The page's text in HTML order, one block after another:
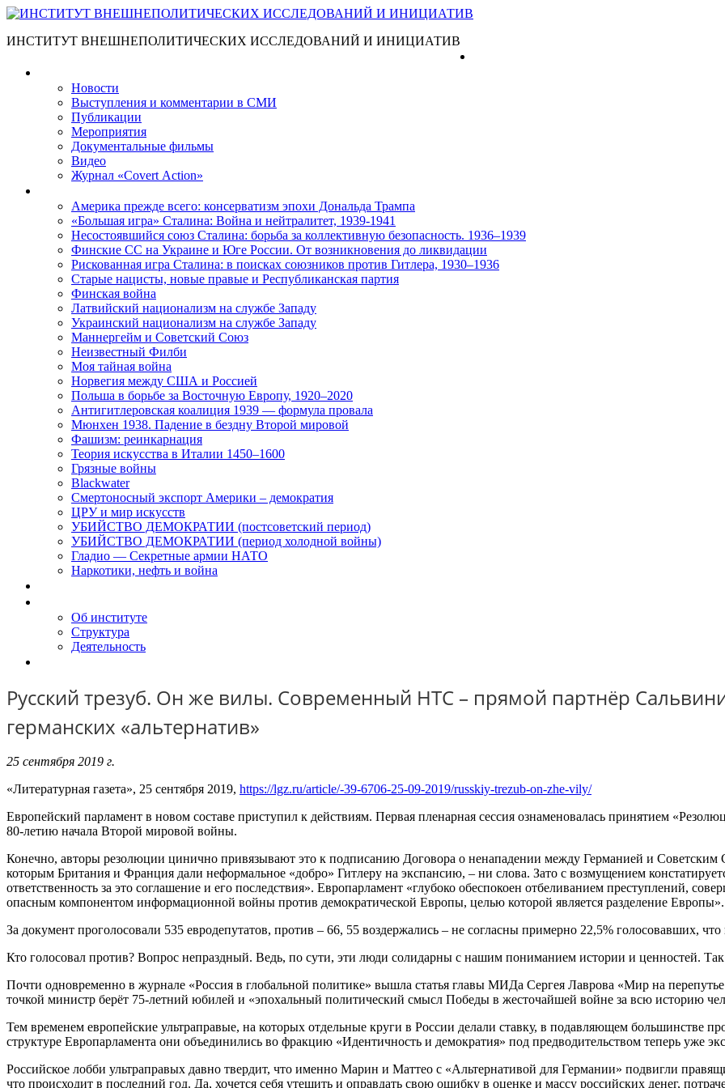
ИНСТИТУТ ВНЕШНЕПОЛИТИЧЕСКИХ ИССЛЕДОВАНИЙ И ИНИЦИАТИВ
Новости
Выступления и коммента­рии в СМИ
Публикации
Мероприятия
Документальные фильмы
Видео
Журнал «Covert Action»
Америка прежде всего: консерватизм эпохи Дональда Трампа
«Большая игра» Сталина: Война и нейтралитет, 1939-1941
Несостоявшийся союз Сталина: борьба за коллективную безопасность. 1936–1939
Финские СС на Украине и Юге России. От возникновения до ликвидации
Рискованная игра Сталина: в поисках союзников против Гитлера, 1930–1936
Старые нацисты, новые правые и Республиканская партия
Финская война
Латвийский национализм на службе Западу
Украинский национализм на службе Западу
Маннергейм и Советский Союз
Неизвестный Филби
Моя тайная война
Норвегия между США и Россией
Польша в борьбе за Восточную Европу, 1920–2020
Антигитлеровская коалиция 1939 — формула провала
Мюнхен 1938. Падение в бездну Второй мировой
Фашизм: реинкарнация
Теория искусства в Италии 1450–1600
Грязные войны
Blackwater
Смертоносный экспорт Америки – демократия
ЦРУ и мир искусств
УБИЙСТВО ДЕМОКРАТИИ (постсоветский период)
УБИЙСТВО ДЕМОКРАТИИ (период холодной войны)
Гладио — Секретные армии НАТО
Наркотики, нефть и война
Об институте
Структура
Деятельность
Русский трезуб. Он же вилы. Современный НТС – прямой партнёр
германских «альтернатив»
25 сентября 2019 г.
«Литературная газета», 25 сентября 2019, https://lgz.ru/article/-39-6706-25-09-2019/russkiy-trezub-on-zhe-vily/
Европейский парламент в новом составе приступил к действиям. Первая пленарная сессия ознаменовалась принятием
80-летию начала Второй миро­вой войны.
Конечно, авторы резолюции цинично привязывают это к подписанию Договора о ненападении между Гер­манией и Советским
которым Британия и Франция дали неформальное «добро» Гитлеру на экспансию, – ни слова. Зато с возмущением
ответственность за это соглашение и его последствия». Европарламент «глубоко обеспокоен отбеливанием преступлений,
опасным компонентом информационной войны против демократической Европы, целью которой является раз­деление Европы».
За документ проголосовали 535 евродепутатов, про­тив – 66, 55 воздержались – не согласны примерно 22,5% голосовавших,
Кто голосовал против? Вопрос непраздный. Ведь, по сути, эти люди солидарны с нашим пониманием исто­рии и ценностей.
Почти одновременно в журнале «Россия в глобальной политике» вышла статья главы МИДа Сергея Лаврова «Мир на
точкой министр берёт 75-лет­ний юбилей и «эпохальный политический смысл Победы в жесточайшей войне за всю историю
Тем временем европейские ультраправые, на которых отдельные круги в России делали ставку, в подавляющем большинстве
структуре Европарламента они объеди­нились во фракцию «Идентичность и демократия» под предводительством теперь уже
Российское лобби ультраправых давно твердит, что именно Марин и Маттео с «Альтернативой для Германии» подвигли
что происходит в последний год. Да, хочется себя утешить и оправдать свою ошибку в оценке и массу российских денег,